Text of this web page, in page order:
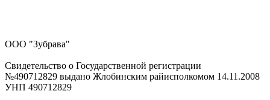
ООО "Зубрава"
Свидетельство о Государственной регистрации
№490712829 выдано Жлобинским райисполкомом 14.11.2008
УНП 490712829